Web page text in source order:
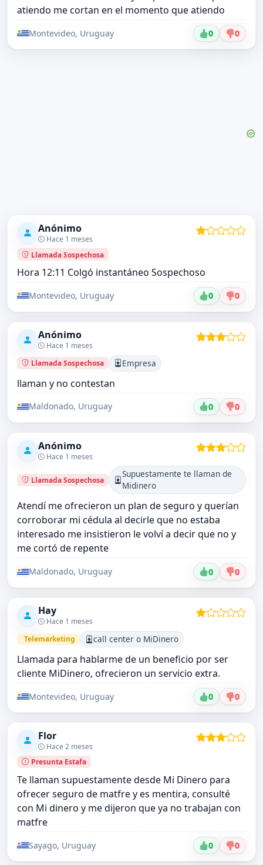
atiendo me cortan en el momento que atiendo
Montevideo, Uruguay 0 0
Anónimo
Hace 1 meses
Llamada Sospechosa
Hora 12:11 Colgó instantáneo Sospechoso
Montevideo, Uruguay 0 0
Anónimo
Hace 1 meses
Llamada Sospechosa
Empresa
llaman y no contestan
Maldonado, Uruguay 0 0
Anónimo
Hace 1 meses
Llamada Sospechosa
Supuestamente te llaman de
Midinero
Atendí me ofrecieron un plan de seguro y querían
corroborar mi cédula al decirle que no estaba
interesado me insistieron le volví a decir que no y
me cortó de repente
Maldonado, Uruguay 0 0
Hay
Hace 1 meses
Telemarketing
call center o MiDinero
Llamada para hablarme de un beneficio por ser
cliente MiDinero, ofrecieron un servicio extra.
Montevideo, Uruguay 0 0
Flor
Hace 2 meses
Presunta Estafa
Te llaman supuestamente desde Mi Dinero para
ofrecer seguro de matfre y es mentira, consulté
con Mi dinero y me dijeron que ya no trabajan con
matfre
Sayago, Uruguay 0 0